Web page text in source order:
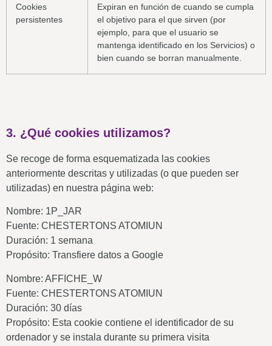
Cookies
persistentes
Expiran en función de cuando se cumpla
el objetivo para el que sirven (por
ejemplo, para que el usuario se
mantenga identificado en los Servicios) o
bien cuando se borran manualmente.
3. ¿Qué cookies utilizamos?
Se recoge de forma esquematizada las cookies
anteriormente descritas y utilizadas (o que pueden ser
utilizadas) en nuestra página web:
Nombre: 1P_JAR
Fuente: CHESTERTONS ATOMIUN
Duración: 1 semana
Propósito: Transfiere datos a Google
Nombre: AFFICHE_W
Fuente: CHESTERTONS ATOMIUN
Duración: 30 días
Propósito: Esta cookie contiene el identificador de su
ordenador y se instala durante su primera visita